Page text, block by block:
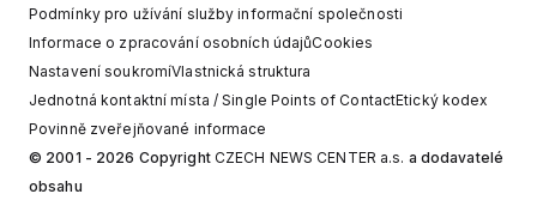
Podmínky pro užívání služby informační společnosti
Informace o zpracování osobních údajůCookies
Nastavení soukromíVlastnická struktura
Jednotná kontaktní místa / Single Points of ContactEtický kodex
Povinně zveřejňované informace
© 2001 - 2026 Copyright CZECH NEWS CENTER a.s. a dodavatelé
obsahu